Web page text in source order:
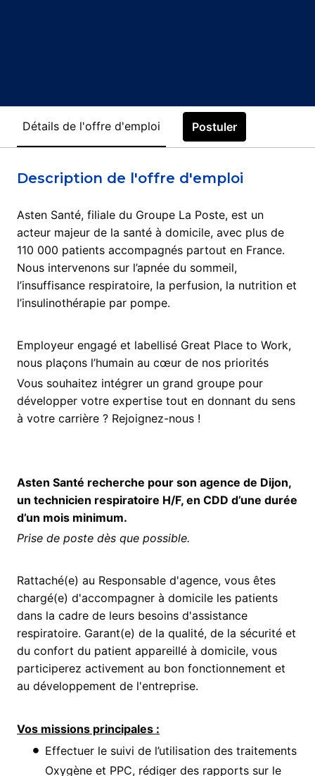
Détails de l'offre d'emploi Postuler
Description de l'offre d'emploi
Asten Santé, filiale du Groupe La Poste, est un
acteur majeur de la santé à domicile, avec plus de
110 000 patients accompagnés partout en France.
Nous intervenons sur l’apnée du sommeil,
l’insuffisance respiratoire, la perfusion, la nutrition et
l’insulinothérapie par pompe.
Employeur engagé et labellisé Great Place to Work,
nous plaçons l’humain au cœur de nos priorités
Vous souhaitez intégrer un grand groupe pour
développer votre expertise tout en donnant du sens
à votre carrière ? Rejoignez-nous !
Asten Santé recherche pour son agence de Dijon,
un technicien respiratoire H/F, en CDD d’une durée
d’un mois minimum.
Prise de poste dès que possible.
Rattaché(e) au Responsable d'agence, vous êtes
chargé(e) d'accompagner à domicile les patients
dans la cadre de leurs besoins d'assistance
respiratoire. Garant(e) de la qualité, de la sécurité et
du confort du patient appareillé à domicile, vous
participerez activement au bon fonctionnement et
au développement de l'entreprise.
Vos missions principales :
Effectuer le suivi de l’utilisation des traitements
Oxygène et PPC, rédiger des rapports sur le